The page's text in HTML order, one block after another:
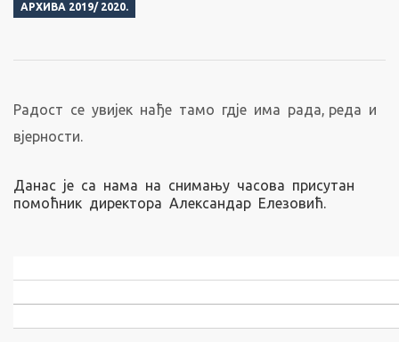
АРХИВА 2019/ 2020.
Радост се увијек нађе тамо гдје има рада, реда и
вјерности.
Данас је са нама на снимању часова присутан
помоћник директора Александар Елезовић.